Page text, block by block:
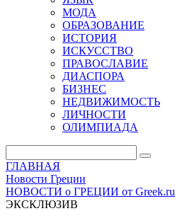
МОДА
ОБРАЗОВАНИЕ
ИСТОРИЯ
ИСКУССТВО
ПРАВОСЛАВИЕ
ДИАСПОРА
БИЗНЕС
НЕДВИЖИМОСТЬ
ЛИЧНОСТИ
ОЛИМПИАДА
ГЛАВНАЯ
Новости Греции
НОВОСТИ о ГРЕЦИИ от Greek.ru
ЭКСКЛЮЗИВ